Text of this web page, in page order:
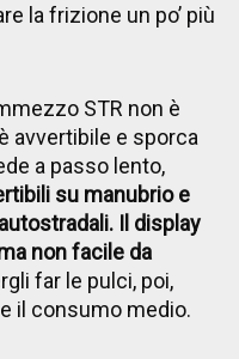
la frizione un po’ più
STR non è
avvertibile e sporca
a passo lento,
su manubrio e
Il display
non facile da
far le pulci, poi,
il consumo medio.